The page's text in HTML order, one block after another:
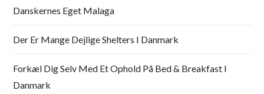
Danskernes Eget Malaga
Der Er Mange Dejlige Shelters I Danmark
Forkæl Dig Selv Med Et Ophold På Bed & Breakfast I
Danmark